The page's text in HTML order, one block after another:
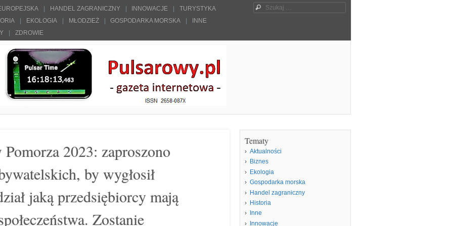
HANDEL ZAGRANICZNY INNOWACJE
TURYSTYKA
EKOLOGIA MŁODZIEŻ GOSPODARKA MORSKA
INNE
ZDROWIE
Szukaj
2023: zaproszono
by wygłosił
jaką przedsiębiorcy mają
Zostanie
Tematy
Aktualności
Biznes
Ekologia
Gospodarka morska
Handel zagraniczny
Historia
Inne
Innowacje